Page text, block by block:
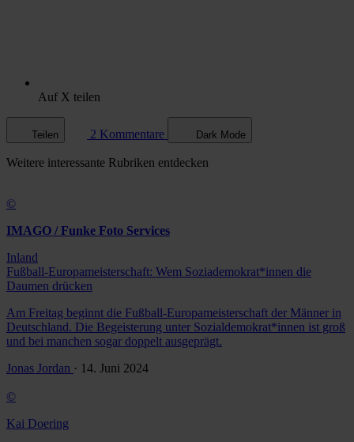
Auf X teilen
Teilen 2 Kommentare Dark Mode
Weitere interessante Rubriken entdecken
©
IMAGO / Funke Foto Services
Inland
Fußball-Europameisterschaft: Wem Soziademokrat*innen die
Daumen drücken
Am Freitag beginnt die Fußball-Europameisterschaft der Männer in
Deutschland. Die Begeisterung unter Sozialdemokrat*innen ist groß
und bei manchen sogar doppelt ausgeprägt.
Jonas Jordan · 14. Juni 2024
©
Kai Doering